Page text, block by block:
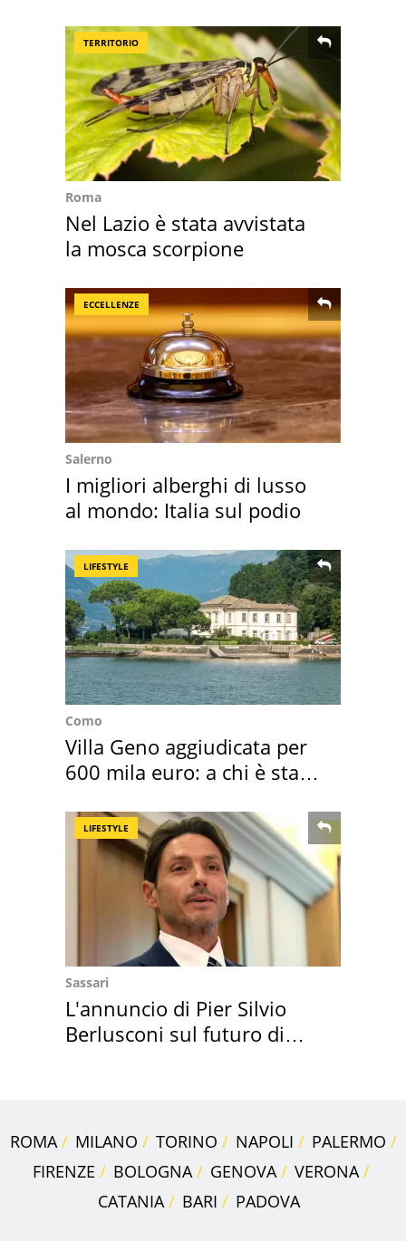
TERRITORIO
Roma
Nel Lazio è stata avvistata
la mosca scorpione
ECCELLENZE
Salerno
I migliori alberghi di lusso
al mondo: Italia sul podio
LIFESTYLE
Como
Villa Geno aggiudicata per
600 mila euro: a chi è stata
LIFESTYLE
Sassari
L'annuncio di Pier Silvio
Berlusconi sul futuro di
ROMA MILANO TORINO NAPOLI
PALERMO
FIRENZE
BOLOGNA GENOVA
VERONA
CATANIA
BARI PADOVA